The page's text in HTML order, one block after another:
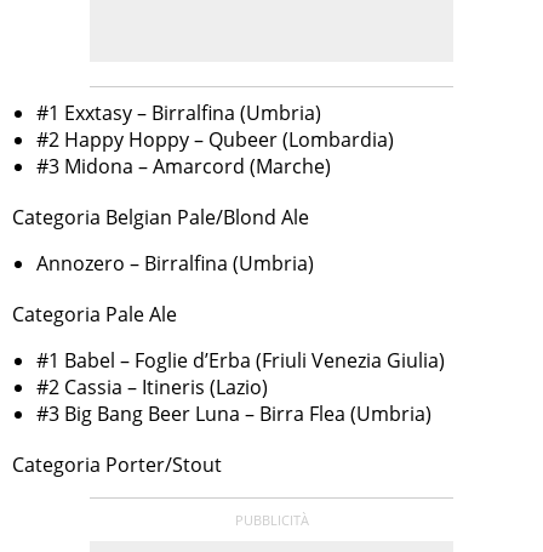
#1 Exxtasy – Birralfina (Umbria)
#2 Happy Hoppy – Qubeer (Lombardia)
#3 Midona – Amarcord (Marche)
Categoria Belgian Pale/Blond Ale
Annozero – Birralfina (Umbria)
Categoria Pale Ale
#1 Babel – Foglie d’Erba (Friuli Venezia Giulia)
#2 Cassia – Itineris (Lazio)
#3 Big Bang Beer Luna – Birra Flea (Umbria)
Categoria Porter/Stout